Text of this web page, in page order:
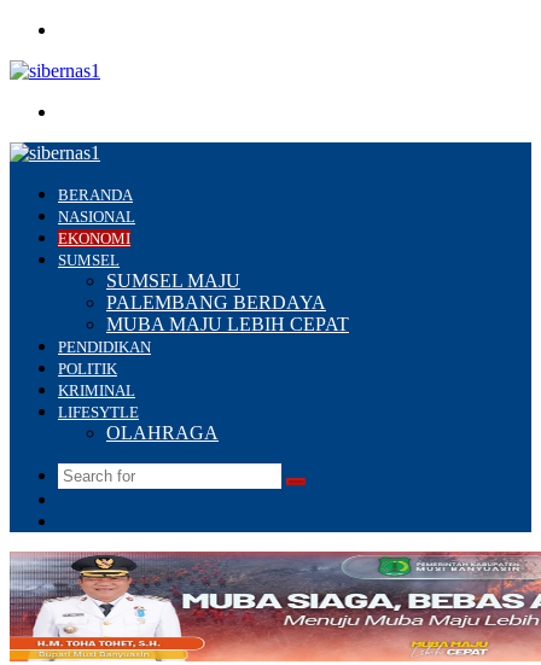
BERANDA
NASIONAL
EKONOMI
SUMSEL
SUMSEL MAJU
PALEMBANG BERDAYA
MUBA MAJU LEBIH CEPAT
PENDIDIKAN
POLITIK
KRIMINAL
LIFESYTLE
OLAHRAGA
Search